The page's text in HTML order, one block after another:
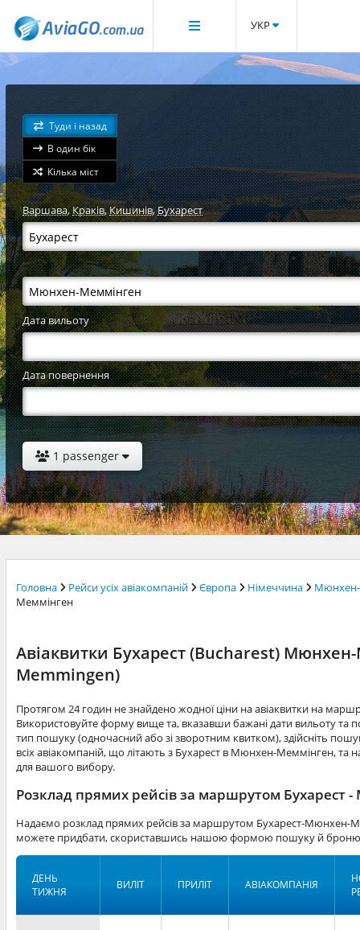
УКР
Туди і назад
В один бік
Кілька міст
Варшава,Краків,Кишинів,Бухарест
Дата вильоту
Дата повернення
1 passenger
Головна Рейси усіх авіакомпаній Європа Німеччина
Меммінген
Авіаквитки Бухарест (Bucharest)
Memmingen)
Протягом 24 годин не знайдено жодної ціни на авіаквитки на
Використовуйте форму вище та, вказавши бажані дати вильоту та
тип пошуку (одночасний або зі зворотним квитком), здійсніть
всіх авіакомпаній, що літають з Бухарест в Мюнхен-Меммінген, та
для вашого вибору.
Розклад прямих рейсів за маршрутом Бухарест
Надаємо розклад прямих рейсів за маршрутом Бухарест-Мюнхен-
можете придбати, скориставшись нашою формою пошуку й
ДЕНЬ
ТИЖНЯ
ВИЛІТ ПРИЛІТ АВІАКОМПАНІЯ